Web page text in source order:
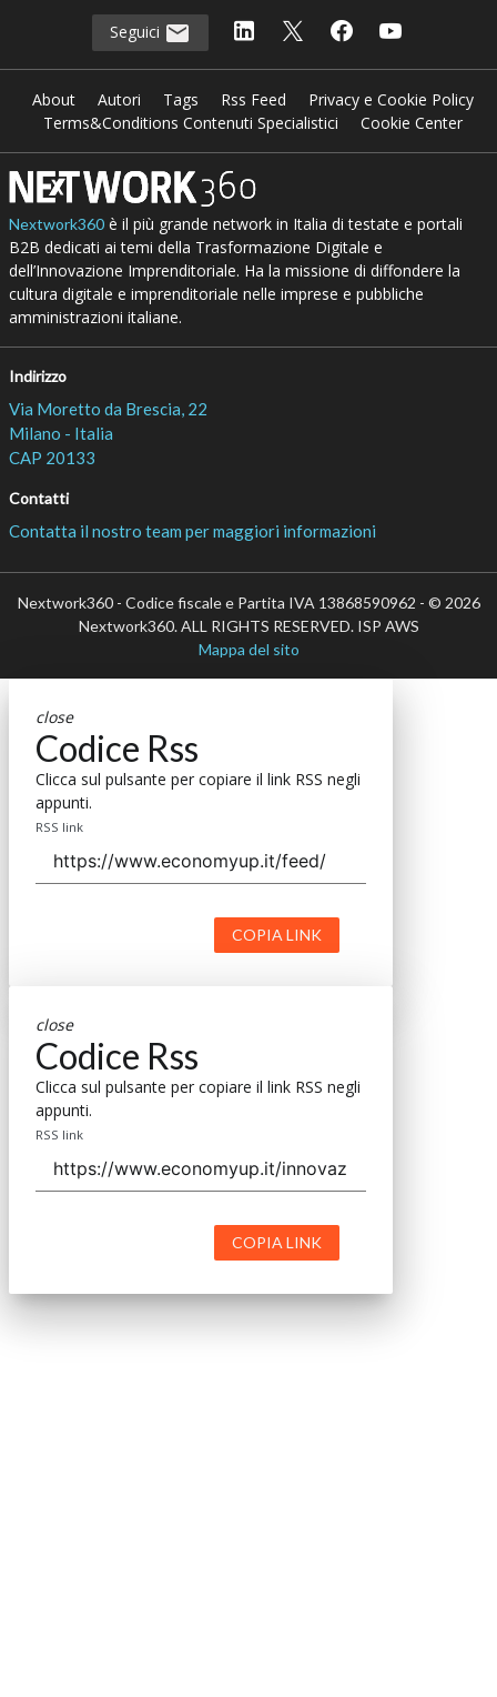
Seguici
About Autori Tags Rss Feed
Privacy e Cookie Policy
Terms&Conditions Contenuti Specialistici
Cookie Center
Nextwork360è il più grande network in Italia di testate e portali
B2B dedicati ai temi della Trasformazione Digitale e
dell’Innovazione Imprenditoriale. Ha la missione di diffondere la
cultura digitale e imprenditoriale nelle imprese e pubbliche
amministrazioni italiane.
Indirizzo
Via Moretto da Brescia, 22
Milano - Italia
CAP 20133
Contatti
Contatta il nostro team per maggiori informazioni
Nextwork360 - Codice fiscale e Partita IVA 13868590962 - © 2026
Nextwork360. ALL RIGHTS RESERVED. ISP AWS
Mappa del sito
close
Codice Rss
Clicca sul pulsante per copiare il link RSS negli
appunti.
RSS link
COPIA LINK
close
Codice Rss
Clicca sul pulsante per copiare il link RSS negli
appunti.
RSS link
COPIA LINK